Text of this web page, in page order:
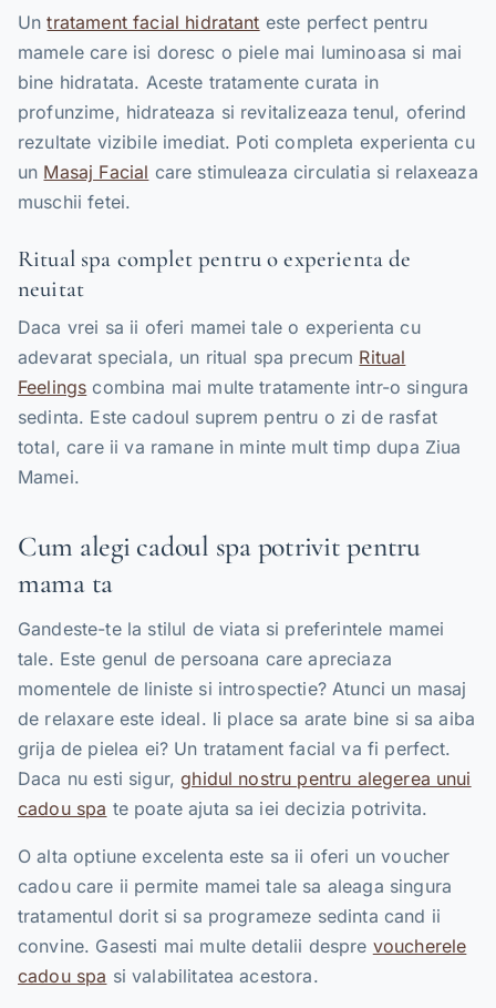
Untratament facial hidratant este perfect pentru
mamele care isi doresc o piele mai luminoasa si mai
bine hidratata. Aceste tratamente curata in
profunzime, hidrateaza si revitalizeaza tenul, oferind
rezultate vizibile imediat. Poti completa experienta cu
un Masaj Facial care stimuleaza circulatia si relaxeaza
muschii fetei.
Ritual spa complet pentru o experienta de
neuitat
Daca vrei sa ii oferi mamei tale o experienta cu
adevarat speciala, un ritual spa precum Ritual
Feelings combina mai multe tratamente intr-o singura
sedinta. Este cadoul suprem pentru o zi de rasfat
total, care ii va ramane in minte mult timp dupa Ziua
Mamei.
Cum alegi cadoul spa potrivit pentru
mama ta
Gandeste-te la stilul de viata si preferintele mamei
tale. Este genul de persoana care apreciaza
momentele de liniste si introspectie? Atunci un masaj
de relaxare este ideal. Ii place sa arate bine si sa aiba
grija de pielea ei? Un tratament facial va fi perfect.
Daca nu esti sigur,ghidul nostru pentru alegerea unui
cadou spa te poate ajuta sa iei decizia potrivita.
O alta optiune excelenta este sa ii oferi un voucher
cadou care ii permite mamei tale sa aleaga singura
tratamentul dorit si sa programeze sedinta cand ii
convine. Gasesti mai multe detalii despre voucherele
cadou spa si valabilitatea acestora.